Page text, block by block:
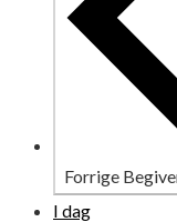
Forrige
I dag